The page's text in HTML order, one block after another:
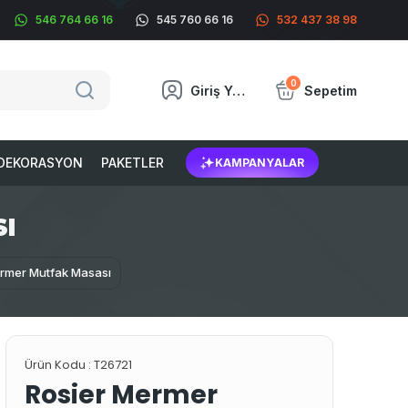
546 764 66 16 545 760 66 16 532 437 38 98
Giriş Yap 0 Sepetim
PAKETLER KAMPANYALAR
Mutfak Masası
Ürün Kodu : T26721
Rosier Mermer